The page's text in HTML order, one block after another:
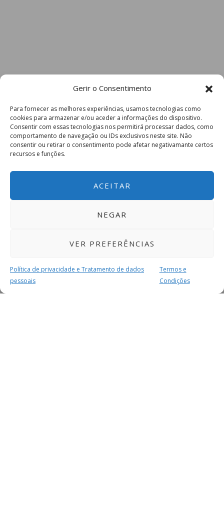
Gerir o Consentimento
Para fornecer as melhores experiências, usamos tecnologias como
cookies para armazenar e/ou aceder a informações do dispositivo.
Consentir com essas tecnologias nos permitirá processar dados, como
comportamento de navegação ou IDs exclusivos neste site. Não
consentir ou retirar o consentimento pode afetar negativamante certos
recursos e funções.
ACEITAR
NEGAR
VER PREFERÊNCIAS
Política de privacidade e Tratamento de dados
pessoais
Termos e
Condições